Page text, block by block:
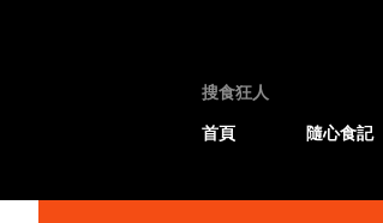
搜食狂人
首頁
隨心食記